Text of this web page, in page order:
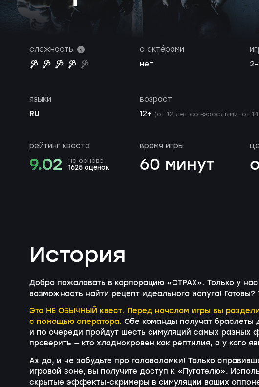
сложность
с актёрами
нет
2-
языки
RU
возраст
12+ (от 12 лет со взрослыми, от
рейтинг квеста
9.02 на основе
1625 оценок
время игры
60 минут
История
Добро пожаловать в корпорацию «СТРАХ». Только у
возможность найти рецепт идеального испуга! Готовы?
Это НЕ ОБЫЧНЫЙ квест. Перед началом игры вы
с помощью оператора. Обе команды получат браслеты
и по очереди пройдут шесть симуляций самых разных
проверить — кто хладнокровен как рептилия, а у кого
Ах да, и не забудьте про головоломки! Только
игровой зоне, вы получите доступ к «Пугателю».
скрытые эффекты-скримеры в симуляции ваших